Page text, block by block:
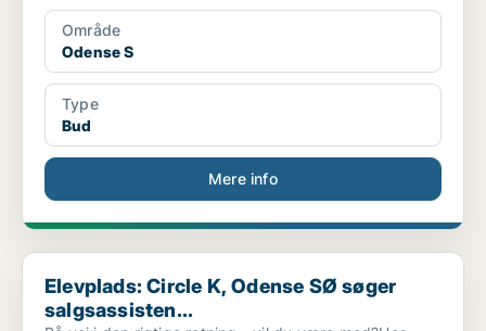
Område
Odense S
Type
Bud
Mere info
Elevplads: Circle K, Odense SØ søger salgsassisten...
Elevplads: Circle K, Odense SØ søger
salgsassisten...